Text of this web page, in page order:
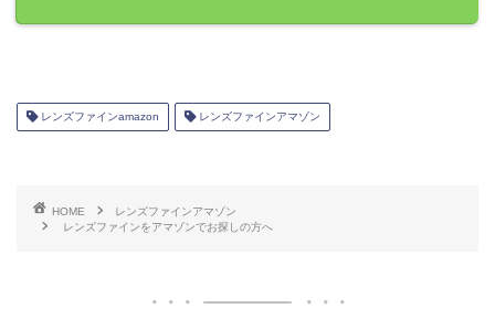
レンズファインamazon レンズファインアマゾン
HOME
レンズファインアマゾン
レンズファインをアマゾンでお探しの方へ